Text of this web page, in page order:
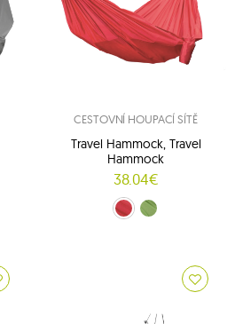
CESTOVNÍ HOUPACÍ SÍTĚ
Travel Hammock, Travel
Hammock
38.04€
Červený (fire)
zelený (meadow)